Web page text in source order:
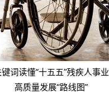
键词读懂“十五五”残疾人事业
高质量发展“路线图”